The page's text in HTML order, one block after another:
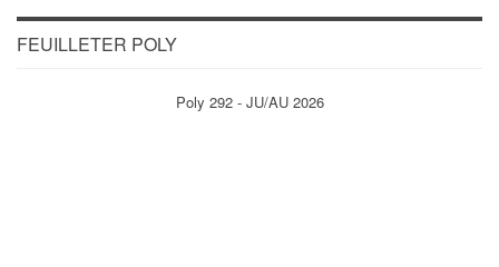
FEUILLETER POLY
Poly 292 - JU/AU 2026